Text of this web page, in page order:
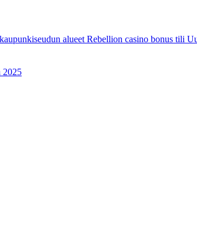
alueet Rebellion casino bonus tili
2025